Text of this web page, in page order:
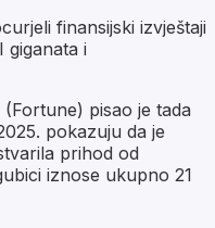
finansijski izvještaji
giganata i
pisao je tada
pokazuju da je
prihod od
iznose ukupno 21